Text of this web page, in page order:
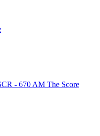
- 670 AM The Score